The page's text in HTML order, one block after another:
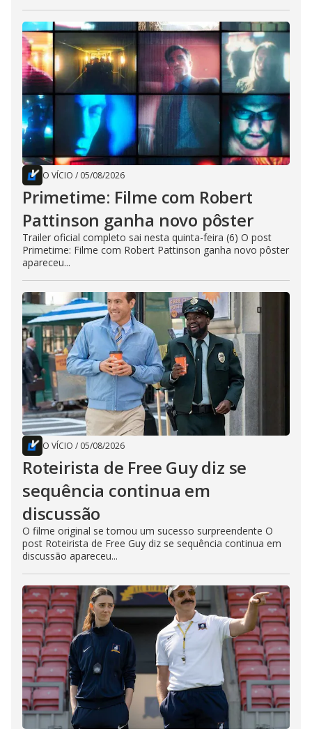
O VÍCIO / 05/08/2026
Primetime: Filme com Robert
Pattinson ganha novo pôster
Trailer oficial completo sai nesta quinta-feira (6) O post
Primetime: Filme com Robert Pattinson ganha novo pôster
apareceu...
O VÍCIO / 05/08/2026
Roteirista de Free Guy diz se
sequência continua em
discussão
O filme original se tornou um sucesso surpreendente O
post Roteirista de Free Guy diz se sequência continua em
discussão apareceu...